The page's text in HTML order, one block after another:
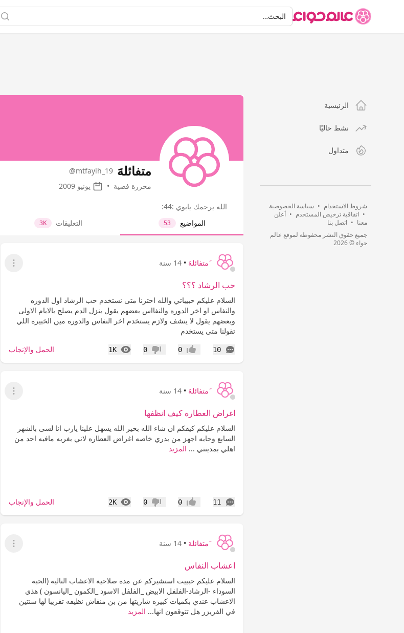
البحثالبحث…
الرئيسية
نشط حاليًا
متداول
شروط الاستخدام • سياسة الخصوصية
• اتفاقية ترخيص المستخدم • أعلن
معنا • اتصل بنا
جميع حقوق النشر محفوظة لموقع عالم
حواء © 2026
َمتفائلهََ @mtfaylh_19
محررة فضية • يونيو 2009
الله يرحمك يابوي :44:
المواضيع
53 التعليقات 3K
َمتفائلهََ • 14 سنة
عرض
حب الرشاد ؟؟؟
السلام عليكم حبيباتي والله احترنا متى نستخدم حب الرشاد اول الدوره
والنفاس او اخر الدوره والنفااس بعضهم يقول ينزل الدم يصلح بالايام الاولى
وبعضهم يقول لا ينشف ولازم يستخدم اخر النفاس والدوره مين الخبيره اللي
تقولنا متى يستخدم
10
التعليقات إعجاب0 عدم إعجاب
0
1K
المشاهدات الحمل والإنجاب
َمتفائلهََ • 14 سنة
عرض
اغراض العطاره كيف انظفها
السلام عليكم كيفكم ان شاء الله بخير الله يسهل علينا يارب انا لسى بالشهر
السابع وحابه اجهز من بدري خاصه اغراض العطاره لاني بغربه مافيه احد من
اهلي بمدينتي ... المزيد
11
التعليقات إعجاب0 عدم إعجاب
0
2K
المشاهدات الحمل والإنجاب
َمتفائلهََ • 14 سنة
عرض
اعشاب النفاس
السلام عليكم حبييت استشيركم عن مدة صلاحية الاعشاب التاليه (الحبه
السوداء -الرشاد-الفلفل الابيض _الفلفل الاسود _الكمون _اليانسون ) هذي
الاعشاب عندي بكميات كبيره شاريتها من بن منقاش نظيفه تقريبا لها سنتين
في الفريزر هل تتوقعون انها... المزيد